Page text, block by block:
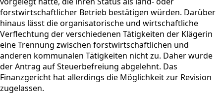
forstwirtschaftlicher Betrieb bestätigen würden. Darüber
hinaus lässt die organisatorische und wirtschaftliche
Verflechtung der verschiedenen Tätigkeiten der Klägerin
eine Trennung zwischen forstwirtschaftlichen und
anderen kommunalen Tätigkeiten nicht zu. Daher wurde
der Antrag auf Steuerbefreiung abgelehnt. Das
Finanzgericht hat allerdings die Möglichkeit zur Revision
zugelassen.